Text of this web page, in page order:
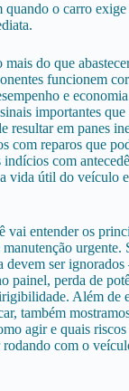
quando o carro
do que
funcionem
e
importantes
resultar em panes
com reparos que
com
vida útil do veículo
vai entender os
urgente.
devem ser
painel, perda de
Além de
também
agir e quais
com o